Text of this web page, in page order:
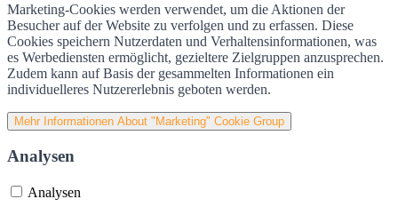
Marketing-Cookies werden verwendet, um die Aktionen der
Besucher auf der Website zu verfolgen und zu erfassen. Diese
Cookies speichern Nutzerdaten und Verhaltensinformationen, was
es Werbediensten ermöglicht, gezieltere Zielgruppen anzusprechen.
Zudem kann auf Basis der gesammelten Informationen ein
individuelleres Nutzererlebnis geboten werden.
Mehr Informationen About "Marketing" Cookie Group
Analysen
Analysen